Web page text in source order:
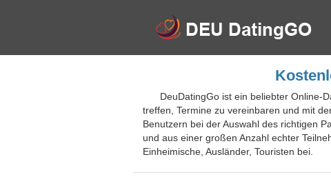
DeuDatingGo ist ein beliebter Online-
treffen, Termine zu vereinbaren und mit
Benutzern bei der Auswahl des richtigen
und aus einer großen Anzahl echter
Einheimische, Ausländer, Touristen bei.